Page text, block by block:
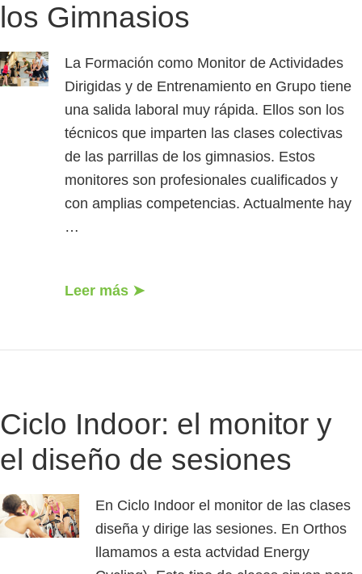
los Gimnasios
La Formación como Monitor de Actividades
Dirigidas y de Entrenamiento en Grupo tiene
una salida laboral muy rápida. Ellos son los
técnicos que imparten las clases colectivas
de las parrillas de los gimnasios. Estos
monitores son profesionales cualificados y
con amplias competencias. Actualmente hay
…
Leer más ➤
Ciclo Indoor: el monitor y
el diseño de sesiones
En Ciclo Indoor el monitor de las clases
diseña y dirige las sesiones. En Orthos
llamamos a esta actvidad Energy